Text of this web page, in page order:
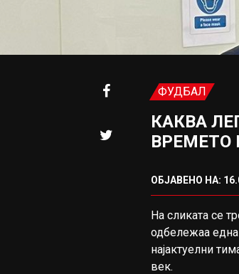
ФУДБАЛ
КАКВА
ВРЕМЕТО
ОБЈАВЕНО НА:
На сликата се
одбележаа една
најактуелни
век.